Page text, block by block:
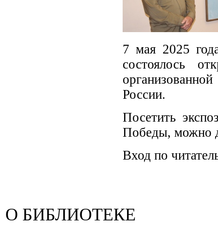
7 мая 2025
состоялось
России.
Посетить
Победы, можно
Вход по
О БИБЛИОТЕКЕ